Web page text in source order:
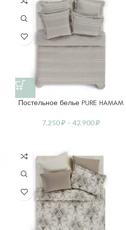
Постельное белье PURE HAMAM
7.250₽ – 42.900₽